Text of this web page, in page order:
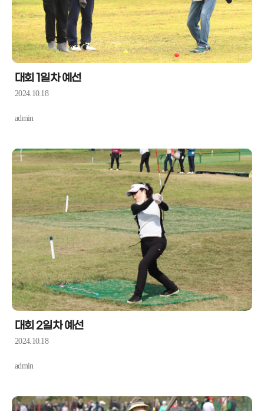
대회 1일차 예선
2024.10.18
admin
대회 2일차 예선
2024.10.18
admin